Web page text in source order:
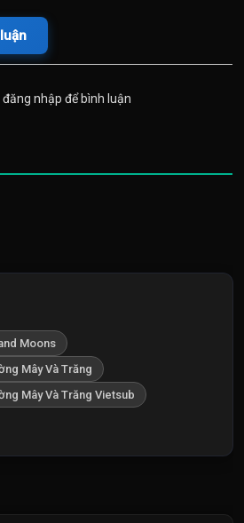
đăng nhập để bình luận
Moons
Mây Và Trăng
Mây Và Trăng Vietsub